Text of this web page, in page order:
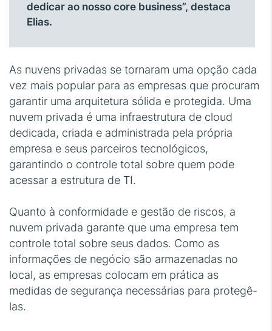
dedicar ao nosso core business”, destaca
Elias.
As nuvens privadas se tornaram uma opção cada
vez mais popular para as empresas que procuram
garantir uma arquitetura sólida e protegida. Uma
nuvem privada é uma infraestrutura de cloud
dedicada, criada e administrada pela própria
empresa e seus parceiros tecnológicos,
garantindo o controle total sobre quem pode
acessar a estrutura de TI.
Quanto à conformidade e gestão de riscos, a
nuvem privada garante que uma empresa tem
controle total sobre seus dados. Como as
informações de negócio são armazenadas no
local, as empresas colocam em prática as
medidas de segurança necessárias para protegê-
las.